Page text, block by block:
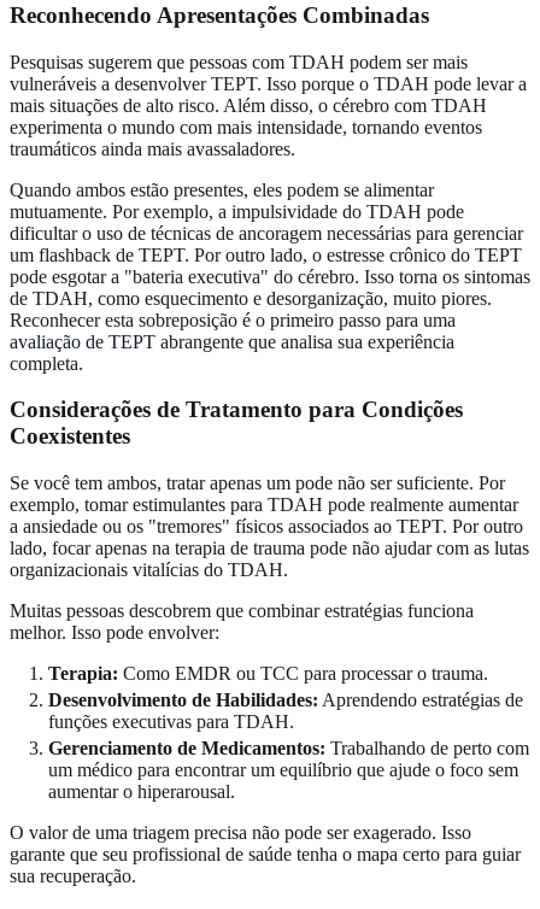
Reconhecendo Apresentações Combinadas
Pesquisas sugerem que pessoas com TDAH podem ser mais
vulneráveis a desenvolver TEPT. Isso porque o TDAH pode levar a
mais situações de alto risco. Além disso, o cérebro com TDAH
experimenta o mundo com mais intensidade, tornando eventos
traumáticos ainda mais avassaladores.
Quando ambos estão presentes, eles podem se alimentar
mutuamente. Por exemplo, a impulsividade do TDAH pode
dificultar o uso de técnicas de ancoragem necessárias para gerenciar
um flashback de TEPT. Por outro lado, o estresse crônico do TEPT
pode esgotar a "bateria executiva" do cérebro. Isso torna os sintomas
de TDAH, como esquecimento e desorganização, muito piores.
Reconhecer esta sobreposição é o primeiro passo para uma
avaliação de TEPT abrangente que analisa sua experiência
completa.
Considerações de Tratamento para Condições
Coexistentes
Se você tem ambos, tratar apenas um pode não ser suficiente. Por
exemplo, tomar estimulantes para TDAH pode realmente aumentar
a ansiedade ou os "tremores" físicos associados ao TEPT. Por outro
lado, focar apenas na terapia de trauma pode não ajudar com as lutas
organizacionais vitalícias do TDAH.
Muitas pessoas descobrem que combinar estratégias funciona
melhor. Isso pode envolver:
Terapia: Como EMDR ou TCC para processar o trauma.
Desenvolvimento de Habilidades: Aprendendo estratégias de
funções executivas para TDAH.
Gerenciamento de Medicamentos: Trabalhando de perto com
um médico para encontrar um equilíbrio que ajude o foco sem
aumentar o hiperarousal.
O valor de uma triagem precisa não pode ser exagerado. Isso
garante que seu profissional de saúde tenha o mapa certo para guiar
sua recuperação.